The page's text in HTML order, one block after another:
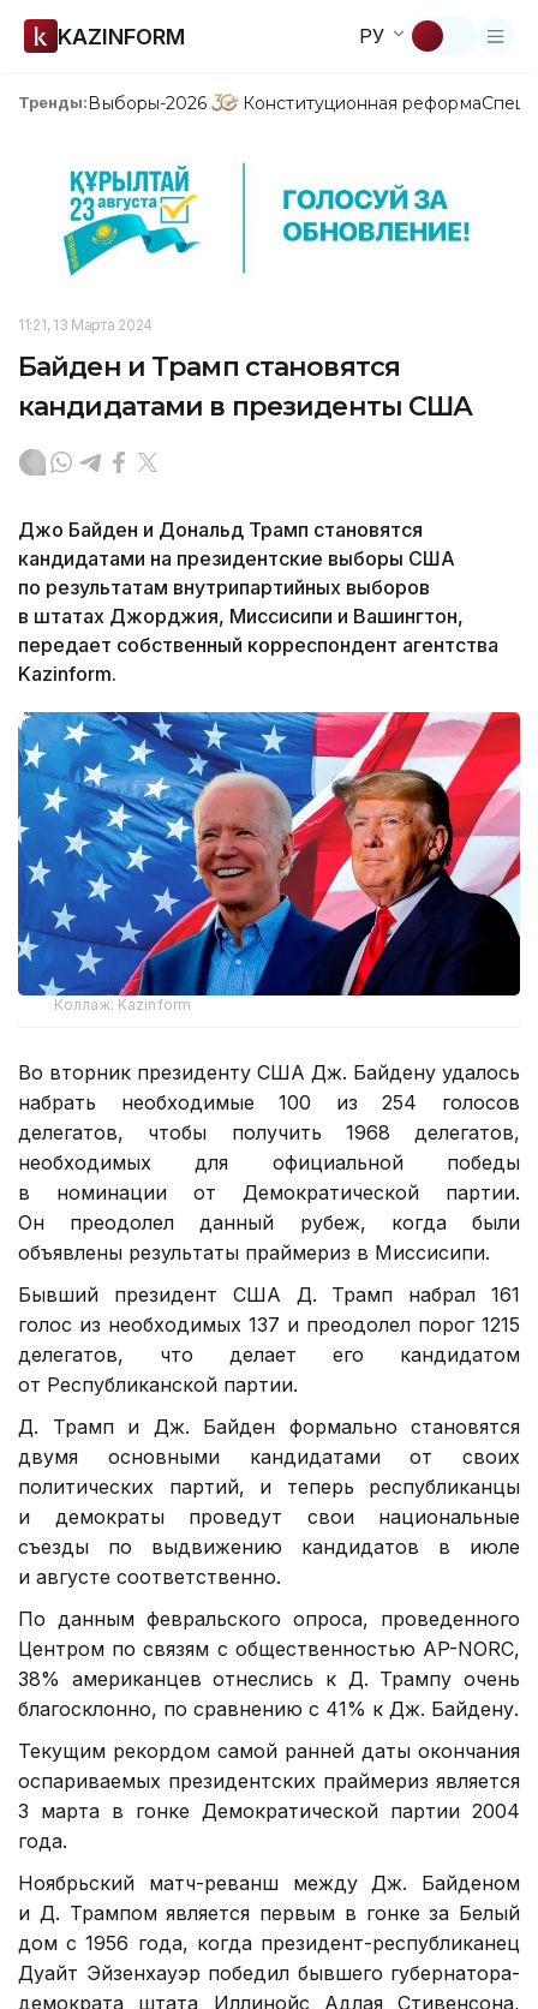
KAZINFORM РУ
Тренды:Выборы-2026 Конституционная реформа
11:21, 13 Марта 2024
Байден и Трамп становятся
кандидатами в президенты США
Джо Байден и Дональд Трамп становятся
кандидатами на президентские выборы США
по результатам внутрипартийных выборов
в штатах Джорджия, Миссисипи и Вашингтон,
передает собственный корреспондент агентства
Kazinform.
Коллаж: Kazinform
Во вторник президенту США Дж. Байдену удалось
набрать необходимые 100 из 254 голосов
делегатов, чтобы получить 1968 делегатов,
необходимых для официальной победы
в номинации от Демократической партии.
Он преодолел данный рубеж, когда были
объявлены результаты праймериз в Миссисипи.
Бывший президент США Д. Трамп набрал 161
голос из необходимых 137 и преодолел порог 1215
делегатов, что делает его кандидатом
от Республиканской партии.
Д. Трамп и Дж. Байден формально становятся
двумя основными кандидатами от своих
политических партий, и теперь республиканцы
и демократы проведут свои национальные
съезды по выдвижению кандидатов в июле
и августе соответственно.
По данным февральского опроса, проведенного
Центром по связям с общественностью AP-NORC,
38% американцев отнеслись к Д. Трампу очень
благосклонно, по сравнению с 41% к Дж. Байдену.
Текущим рекордом самой ранней даты окончания
оспариваемых президентских праймериз является
3 марта в гонке Демократической партии 2004
года.
Ноябрьский матч-реванш между Дж. Байденом
и Д. Трампом является первым в гонке за Белый
дом с 1956 года, когда президент-республиканец
Дуайт Эйзенхауэр победил бывшего губернатора-
демократа штата Иллинойс Адлая Стивенсона,